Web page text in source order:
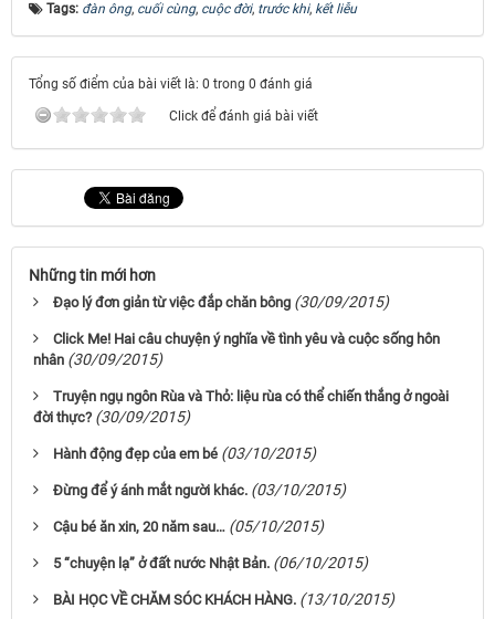
Tags: đàn ông, cuối cùng, cuộc đời, trước khi, kết liễu
Tổng số điểm của bài viết là: 0 trong 0 đánh giá
Click để đánh giá bài viết
Những tin mới hơn
Đạo lý đơn giản từ việc đắp chăn bông (30/09/2015)
Click Me! Hai câu chuyện ý nghĩa về tình yêu và cuộc sống hôn
nhân (30/09/2015)
Truyện ngụ ngôn Rùa và Thỏ: liệu rùa có thể chiến thắng ở ngoài
đời thực? (30/09/2015)
Hành động đẹp của em bé (03/10/2015)
Đừng để ý ánh mắt người khác. (03/10/2015)
Cậu bé ăn xin, 20 năm sau… (05/10/2015)
5 “chuyện lạ” ở đất nước Nhật Bản. (06/10/2015)
BÀI HỌC VỀ CHĂM SÓC KHÁCH HÀNG. (13/10/2015)